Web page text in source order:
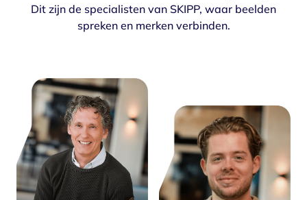
Dit zijn de specialisten van SKIPP, waar beelden
spreken en merken verbinden.